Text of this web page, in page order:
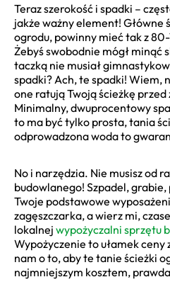
Teraz szerokość i spadki –
jakże ważny element! Główne
ogrodu, powinny mieć tak z
Żebyś swobodnie mógł minąć
taczką nie musiał
spadki? Ach, te spadki! Wiem,
one ratują Twoją ścieżkę
Minimalny, dwuprocentowy
to ma być tylko prosta, tania
odprowadzona woda to
No i narzędzia. Nie musisz od
budowlanego! Szpadel,
Twoje podstawowe
zagęszczarka, a wierz mi,
lokalnej wypożyczalni sprzętu
Wypożyczenie to ułamek ceny
nam o to, aby te tanie ścieżki
najmniejszym kosztem,